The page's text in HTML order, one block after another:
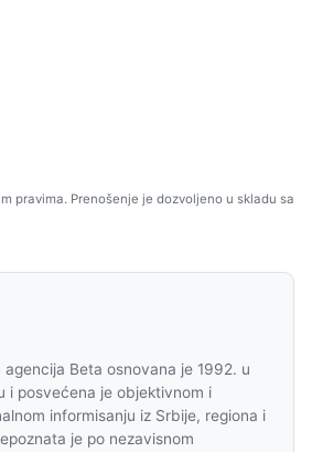
pravima. Prenošenje je dozvoljeno u skladu sa
agencija Beta osnovana je 1992. u
i posvećena je objektivnom i
informisanju iz Srbije, regiona i
je po nezavisnom